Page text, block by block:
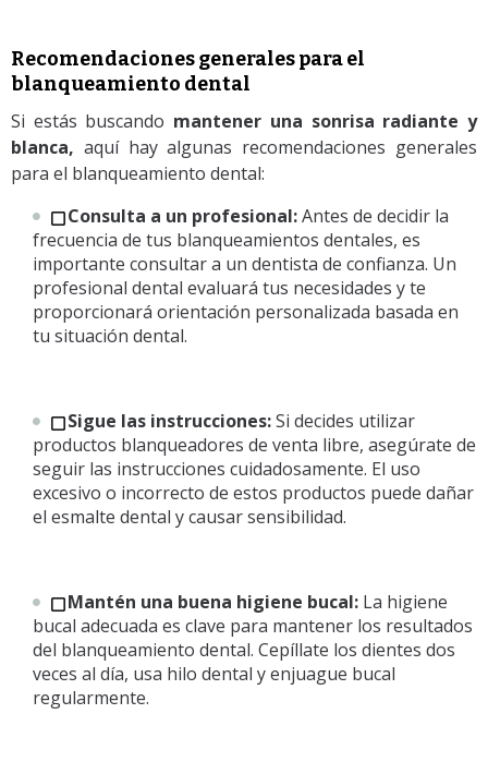
Recomendaciones generales para el
blanqueamiento dental
Si estás buscando mantener una sonrisa radiante y
blanca, aquí hay algunas recomendaciones generales
para el blanqueamiento dental:
Consulta a un profesional:Antes de decidir la
frecuencia de tus blanqueamientos dentales, es
importante consultar a un dentista de confianza. Un
profesional dental evaluará tus necesidades y te
proporcionará orientación personalizada basada en
tu situación dental.
Sigue las instrucciones:Si decides utilizar
productos blanqueadores de venta libre, asegúrate de
seguir las instrucciones cuidadosamente. El uso
excesivo o incorrecto de estos productos puede dañar
el esmalte dental y causar sensibilidad.
Mantén una buena higiene bucal: La higiene
bucal adecuada es clave para mantener los resultados
del blanqueamiento dental. Cepíllate los dientes dos
veces al día, usa hilo dental y enjuague bucal
regularmente.